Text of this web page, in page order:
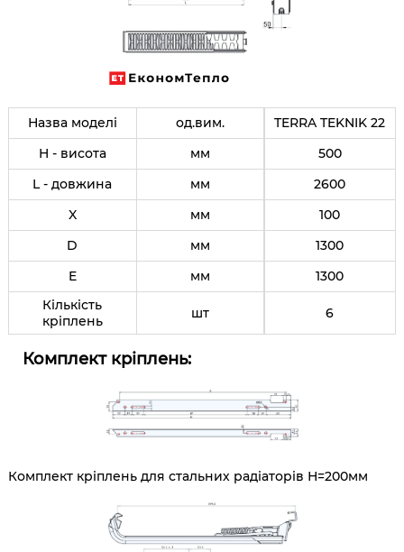
Назва моделі од.вим.
TERRA TEKNIK 22
H - висота
мм
500
L - довжина
мм
2600
X
мм
100
D
мм
1300
E
мм
1300
Кількість
кріплень
шт 6
Комплект кріплень:
Комплект кріплень для стальних радіаторів Н=200мм